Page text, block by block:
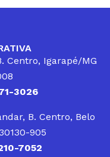
Centro, Igarapé/MG
3026
B. Centro, Belo
905
7052